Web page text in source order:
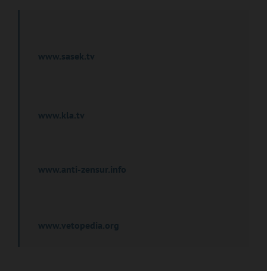
www.sasek.tv
www.kla.tv
www.anti-zensur.info
www.vetopedia.org